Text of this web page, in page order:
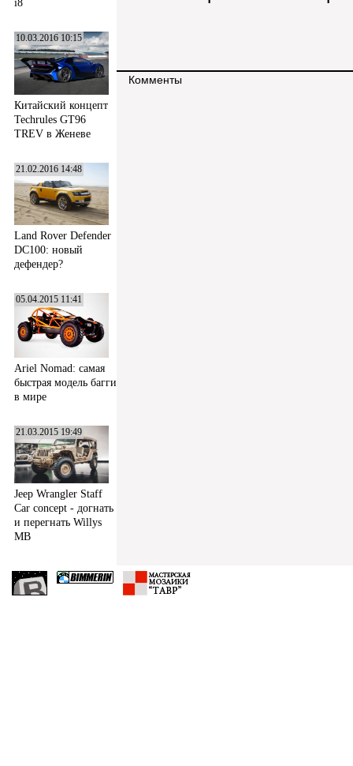
i8
10.03.2016 10:15
Китайский концепт
Techrules GT96
TREV в Женеве
21.02.2016 14:48
Land Rover Defender
DC100: новый
дефендер?
05.04.2015 11:41
Ariel Nomad: самая
быстрая модель багги
в мире
21.03.2015 19:49
Jeep Wrangler Staff
Car concept - догнать
и перегнать Willys
MB
Комменты